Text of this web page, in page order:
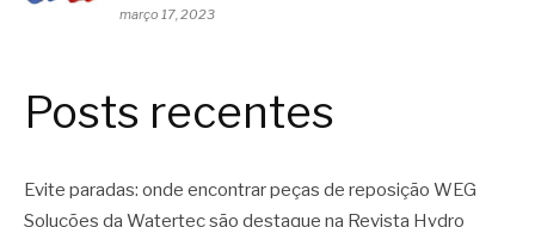
março 17, 2023
Posts recentes
Evite paradas: onde encontrar peças de reposição WEG
Soluções da Watertec são destaque na Revista Hydro